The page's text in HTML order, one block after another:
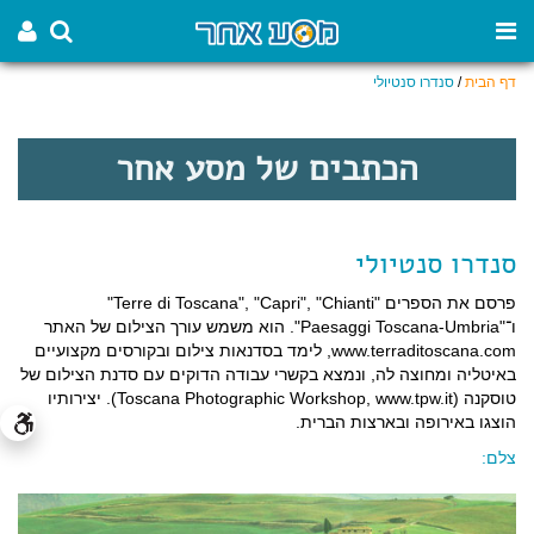
דף הבית/ סנדרו סנטיולי
הכתבים של מסע אחר
סנדרו סנטיולי
פרסם את הספרים "Terre di Toscana", "Capri", "Chianti"
ו־"Paesaggi Toscana-Umbria". הוא משמש עורך הצילום של האתר
www.terraditoscana.com, לימד בסדנאות צילום ובקורסים מקצועיים
באיטליה ומחוצה לה, ונמצא בקשרי עבודה הדוקים עם סדנת הצילום של
טוסקנה (Toscana Photographic Workshop, www.tpw.it). יצירותיו
הוצגו באירופה ובארצות הברית.
צלם: